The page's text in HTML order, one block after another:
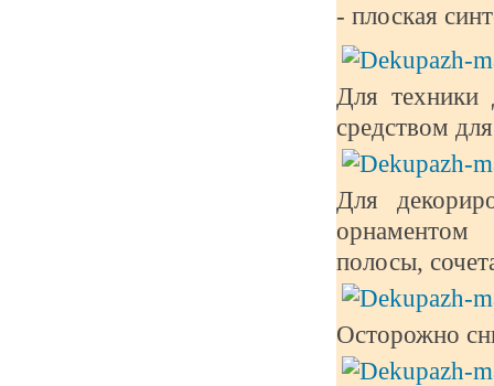
- плоская
Для техники
средством
Для
орнаментом
полосы,
Осторожно